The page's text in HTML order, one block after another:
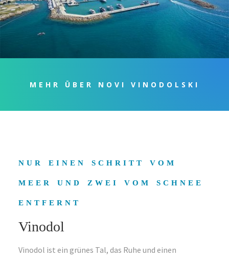
MEHR ÜBER NOVI VINODOLSKI
nur einen schritt vom
meer und zwei vom schnee
entfernt
Vinodol
Vinodol ist ein grünes Tal, das Ruhe und einen